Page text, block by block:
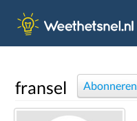
fransel Abonneren